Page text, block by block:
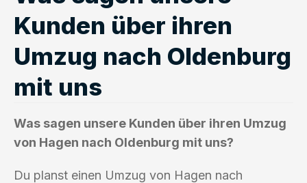
Kunden über ihren
Umzug nach Oldenburg
mit uns
Was sagen unsere Kunden über ihren Umzug
von Hagen nach Oldenburg mit uns?
Du planst einen Umzug von Hagen nach